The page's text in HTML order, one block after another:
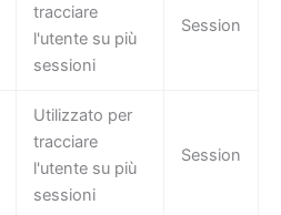
tracciare
l'utente su più
sessioni
Session
Utilizzato per
tracciare
l'utente su più
sessioni
Session